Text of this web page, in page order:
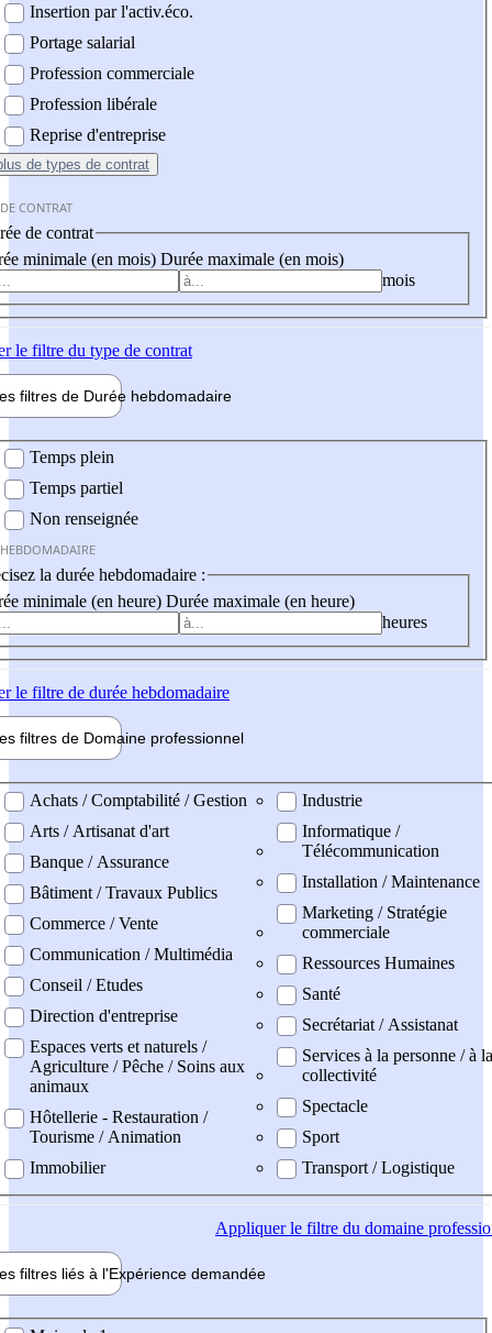
Insertion par l'activ.éco.
Portage salarial
Profession commerciale
Profession libérale
Reprise d'entreprise
de types de contrat
CONTRAT
de contrat
minimale (en mois) Durée maximale (en mois)
mois
le filtre du type de contrat
filtres de Durée hebdomadaire
Temps plein
Temps partiel
Non renseignée
la durée hebdomadaire :
minimale (en heure) Durée maximale (en heure)
heures
le filtre de durée hebdomadaire
filtres de Domaine professionnel
professionel
Achats / Comptabilité / Gestion
Arts / Artisanat d'art
Banque / Assurance
Bâtiment / Travaux Publics
Commerce / Vente
Communication / Multimédia
Conseil / Etudes
Direction d'entreprise
Espaces verts et naturels /
Agriculture / Pêche / Soins aux
animaux
Hôtellerie - Restauration /
Tourisme / Animation
Immobilier
Industrie
Informatique /
Télécommunication
Installation / Maintenance
Marketing / Stratégie
commerciale
Ressources Humaines
Santé
Secrétariat / Assistanat
Services à la personne / à la
collectivité
Spectacle
Sport
Transport / Logistique
Appliquerle filtre du domaine
filtres liés à l'Expérience demandée